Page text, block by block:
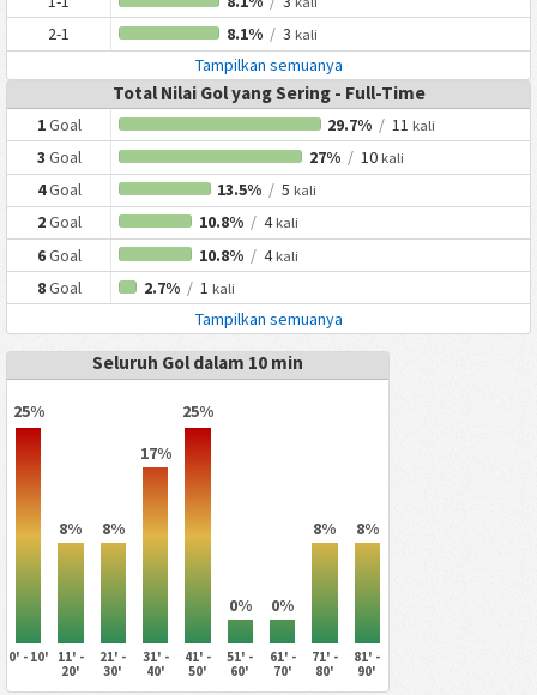
2-1 8.1% /3 kali
Tampilkan semuanya
Total Nilai Gol yang Sering - Full-Time
1Goal 29.7% / 11 kali
3 Goal 27% /10 kali
4Goal 13.5% / 5 kali
2Goal 10.8% /4 kali
6Goal 10.8% /4 kali
8Goal 2.7% /1 kali
Tampilkan semuanya
Seluruh Gol dalam 10 min
25%
8% 8%
17%
25%
0% 0%
8% 8%
0' - 10'
11' -
20'
21' -
30'
31' -
40'
41' -
50'
51' -
60'
61' -
70'
71' -
80'
81' -
90'